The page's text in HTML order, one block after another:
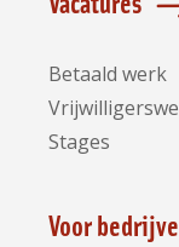
Betaald werk
Stages
Voor